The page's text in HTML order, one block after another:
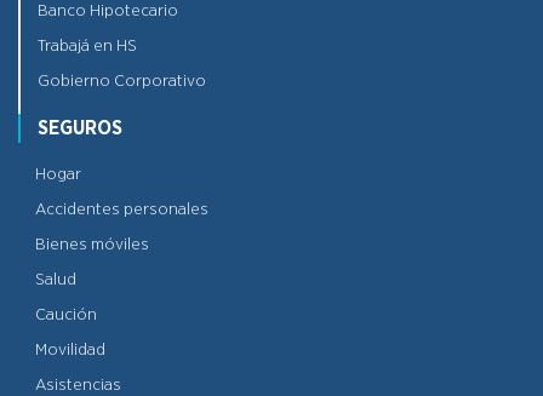
Banco Hipotecario
Trabajá en HS
Gobierno Corporativo
SEGUROS
Hogar
Accidentes personales
Bienes móviles
Salud
Caución
Movilidad
Asistencias